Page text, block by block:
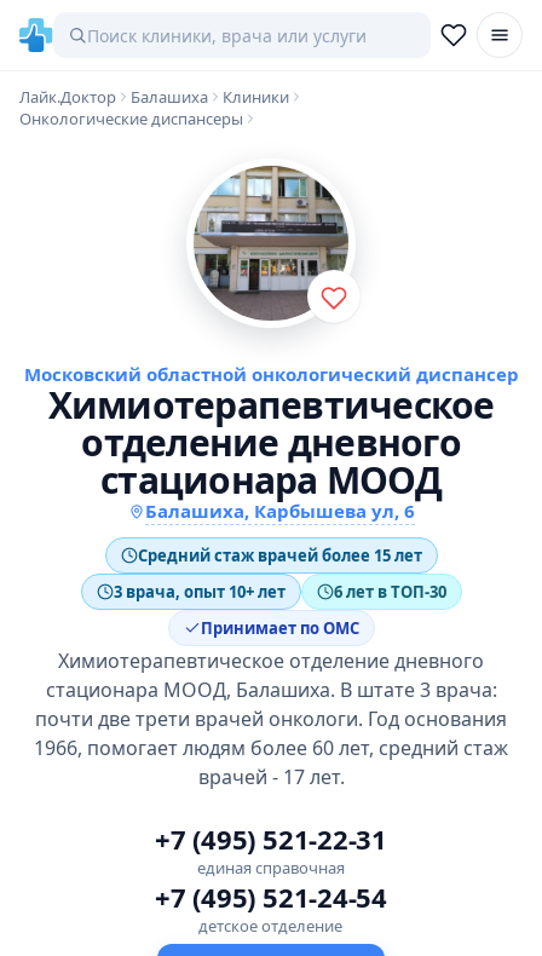
Лайк.Доктор Балашиха
Клиники
Онкологические диспансеры
Московский областной онкологический диспансер
Химиотерапевтическое
отделение дневного
стационара МООД
Балашиха, Карбышева ул, 6
Средний стаж врачей более 15 лет
3 врача, опыт 10+ лет
6 лет в ТОП-30
Принимает по ОМС
Химиотерапевтическое отделение дневного
стационара МООД, Балашиха. В штате 3 врача:
почти две трети врачей онкологи. Год основания
1966, помогает людям более 60 лет, средний стаж
врачей - 17 лет.
+7 (495) 521-22-31
единая справочная
+7 (495) 521-24-54
детское отделение